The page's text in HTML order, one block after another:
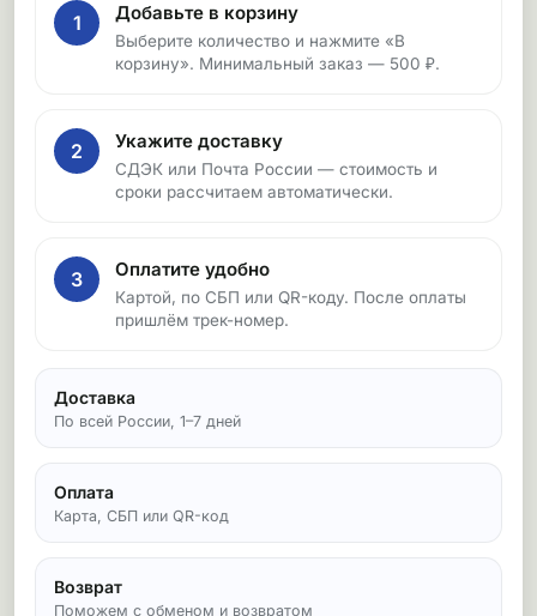
1 Добавьте в корзину
Выберите количество и нажмите «В
корзину». Минимальный заказ — 500 ₽.
2 Укажите доставку
СДЭК или Почта России — стоимость и
сроки рассчитаем автоматически.
3 Оплатите удобно
Картой, по СБП или QR-коду. После оплаты
пришлём трек-номер.
Доставка
По всей России, 1–7 дней
Оплата
Карта, СБП или QR-код
Возврат
Поможем с обменом и возвратом